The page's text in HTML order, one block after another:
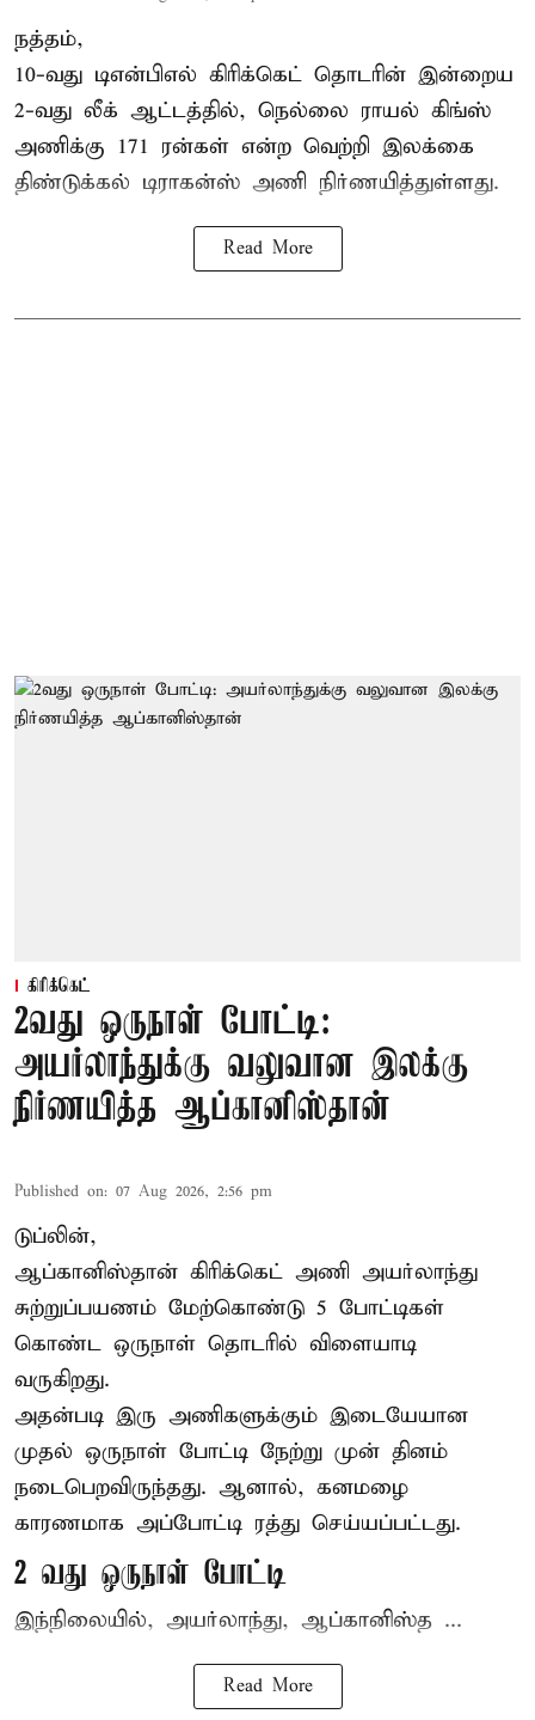
நத்தம்,
10-வது டிஎன்பிஎல் கிரிக்கெட் தொடரின் இன்றைய
2-வது லீக் ஆட்டத்தில், நெல்லை ராயல் கிங்ஸ்
அணிக்கு 171 ரன்கள் என்ற வெற்றி இலக்கை
திண்டுக்கல் டிராகன்ஸ் அணி நிர்ணயித்துள்ளது.
Read More
கிரிக்கெட்
2வது ஒருநாள் போட்டி:
அயர்லாந்துக்கு வலுவான இலக்கு
நிர்ணயித்த ஆப்கானிஸ்தான்
Published on: 07 Aug 2026, 2:56 pm
டுப்லின்,
ஆப்கானிஸ்தான் கிரிக்கெட் அணி அயர்லாந்து
சுற்றுப்பயணம் மேற்கொண்டு 5 போட்டிகள்
கொண்ட ஒருநாள் தொடரில் விளையாடி
வருகிறது.
அதன்படி இரு அணிகளுக்கும் இடையேயான
முதல் ஒருநாள் போட்டி நேற்று முன் தினம்
நடைபெறவிருந்தது. ஆனால், கனமழை
காரணமாக அப்போட்டி ரத்து செய்யப்பட்டது.
2 வது ஒருநாள் போட்டி
இந்நிலையில், அயர்லாந்து, ஆப்கானிஸ்த ...
Read More